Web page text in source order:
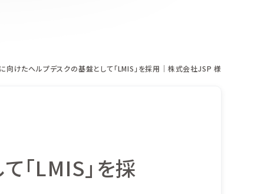
向けたヘルプデスクの基盤として「LMIS」を採用｜株式会社JSP 様
「LMIS」を採